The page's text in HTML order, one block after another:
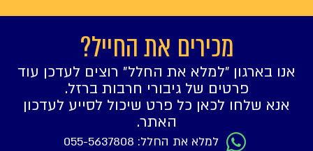
מכירים את החייל?
אנו בארגון ״למלא את החלל״ רוצים לעדכן עוד
פרטים של גיבורי חרבות ברזל.
אנא שלחו לכאן כל פרט שיכול לסייע לעדכון
האתר.
למלא את החלל: 055-5637808